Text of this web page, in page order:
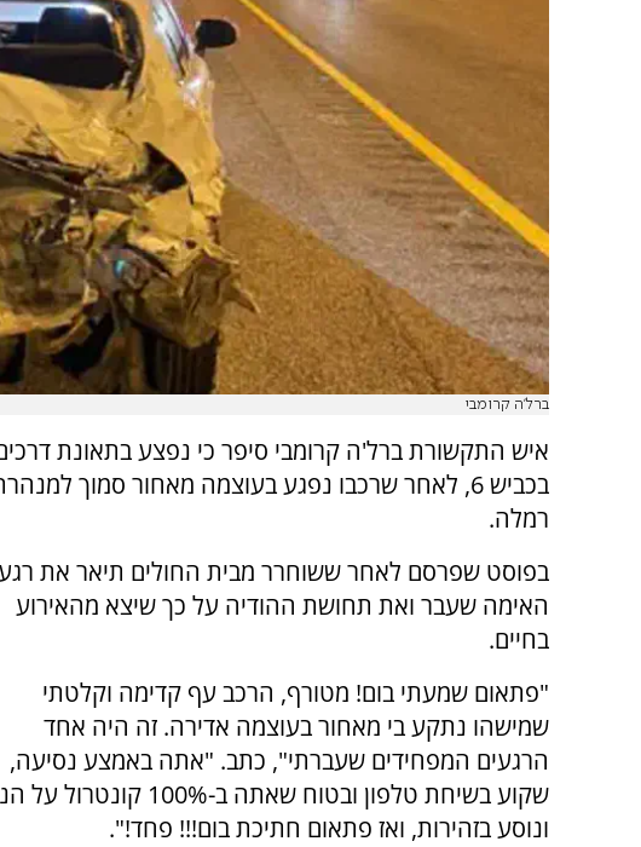
ברל'ה קרומבי
איש התקשורת ברל'ה קרומבי סיפר כי נפצע בתאונת
בכביש 6, לאחר שרכבו נפגע בעוצמה מאחור סמוך
רמלה.
בפוסט שפרסם לאחר ששוחרר מבית החולים תיאר את
האימה שעבר ואת תחושת ההודיה על כך שיצא מהאירוע
בחיים.
"פתאום שמעתי בום! מטורף, הרכב עף קדימה וקלטתי
שמישהו נתקע בי מאחור בעוצמה אדירה. זה היה אחד
הרגעים המפחידים שעברתי", כתב. "אתה באמצע נסיעה,
שקוע בשיחת טלפון
ונוסע בזהירות, ואז פתאום חתיכת בום!!! פחד!".